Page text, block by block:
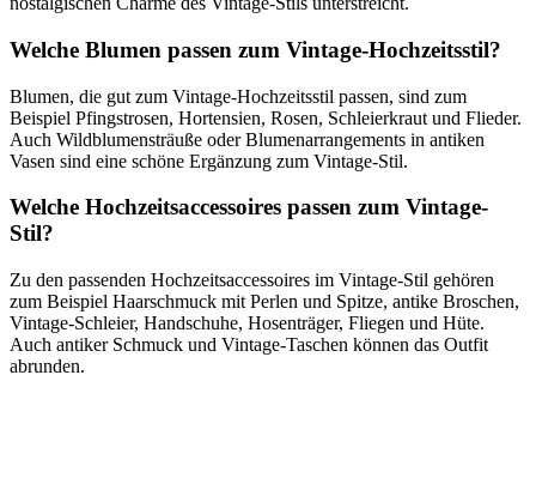
Welche Blumen passen zum Vintage-Hochzeitsstil?
Blumen, die gut zum Vintage-Hochzeitsstil passen, sind zum
Beispiel Pfingstrosen, Hortensien, Rosen, Schleierkraut und Flieder.
Auch Wildblumensträuße oder Blumenarrangements in antiken
Vasen sind eine schöne Ergänzung zum Vintage-Stil.
Welche Hochzeitsaccessoires passen zum Vintage-
Stil?
Zu den passenden Hochzeitsaccessoires im Vintage-Stil gehören
zum Beispiel Haarschmuck mit Perlen und Spitze, antike Broschen,
Vintage-Schleier, Handschuhe, Hosenträger, Fliegen und Hüte.
Auch antiker Schmuck und Vintage-Taschen können das Outfit
abrunden.